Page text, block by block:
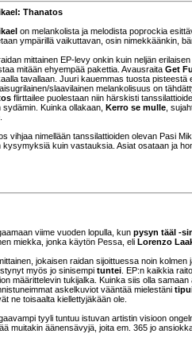
Thanatos
on melankolista ja melodista poprockia
ympärillä vaikuttavan, osin nimekkäänkin,
mittainen EP-levy onkin kuin neljän
mitään ehyempää pakettia. Avausraita Get
tavallaan. Juuri kauemmas tuosta pisteestä
slaavilainen melankolisuus on
flirttailee puolestaan niin härskisti
sydämin. Kuinka ollakaan, Kerro se mulle ,
vihjaa nimellään tanssilattioiden olevan Pasi
kysymyksiä kuin vastauksia. Asiat osataan ja
viime vuoden lopulla, kun pysyn tääl -
miekka, jonka käytön Pessa, eli Lorenzo
jokaisen raidan sijoittuessa noin
myös jo sinisempi tuntei . EP:n kaikkia
määrittelevin tukijalka. Kuinka siis olla
askelkuviot vääntää mielestäni
ne toisaalta kiellettyjäkään ole.
tyyli tuntuu istuvan artistin visioon
muitakin äänensävyjä, joita em. 365 jo